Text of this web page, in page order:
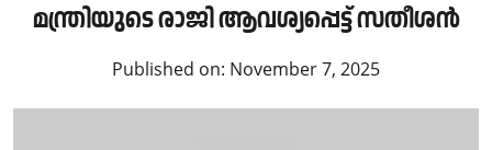
മന്ത്രിയുടെ രാജി ആവശ്യപ്പെട്ട് സതീശൻ
Published on: November 7, 2025